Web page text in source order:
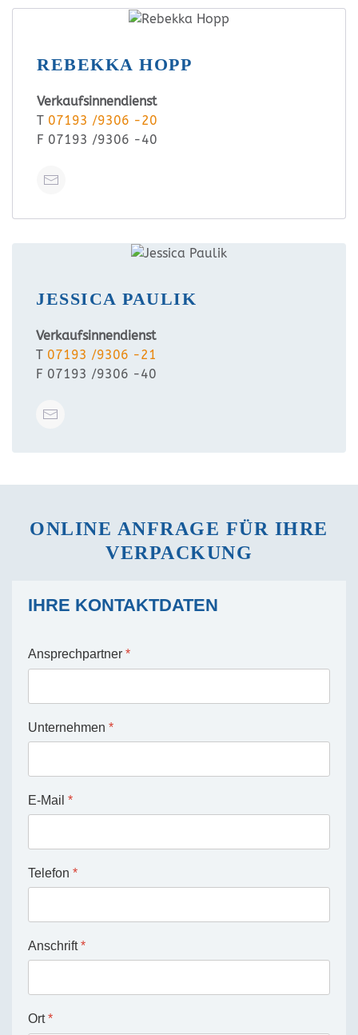
REBEKKA HOPP
Verkaufsinnendienst
T 07193 /9306 -20
F 07193 /9306 -40
JESSICA PAULIK
Verkaufsinnendienst
T 07193 /9306 -21
F 07193 /9306 -40
ONLINE ANFRAGE FÜR IHRE
VERPACKUNG
IHRE KONTAKTDATEN
Ansprechpartner *
Unternehmen *
E-Mail *
Telefon *
Anschrift*
Ort*